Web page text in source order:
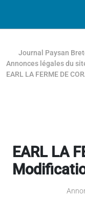
Journal Paysan
Annonces légales du
EARL LA FERME DE
EARL LA